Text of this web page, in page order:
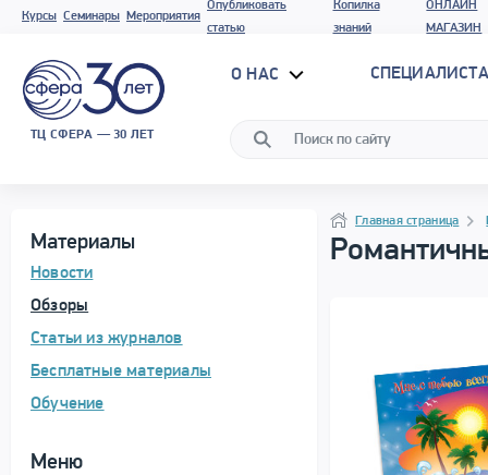
Курсы Семинары Мероприятия
Опубликовать
статью
Копилка
знаний
ОНЛАЙН
МАГАЗИН
ТЦ СФЕРА — 30 ЛЕТ
О НАС
Материалы
Новости
Обзоры
Статьи из журналов
Бесплатные материалы
Обучение
Меню
Программа материала
Навигация
НавигацияГлавная страница